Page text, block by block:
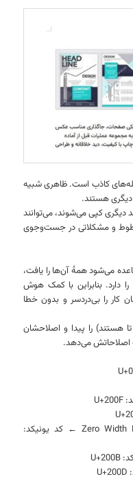
کاذب است. ظاهری شبیه
دیگری هستند.
کپی می‌شوند، می‌توانند
و مشکلاتی در جست‌وجوی
می‌شود همهٔ آن‌ها را یافت،
دارد. بنابراین با کمک هوش
کار را بی‌دردسر و بدون خطا
این ماکرو همهٔ نیم‌فاصله‌های کاذب (که ۷ تا هستند) را پیدا و اصلاحشان
اصلاحاتش می‌دهد.
5. Zero Width No-Break Space (BOM, ZWNBSP) ← کد یونیکد: